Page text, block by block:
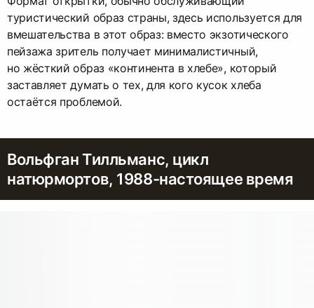
туристический образ страны, здесь используется для
вмешательства в этот образ: вместо экзотического
пейзажа зритель получает минималистичный,
но жёсткий образ «континента в хлебе», который
заставляет думать о тех, для кого кусок хлеба
остаётся проблемой.
Вольфган Тилльманс, цикл
натюрмортов, 1988-настоящее время